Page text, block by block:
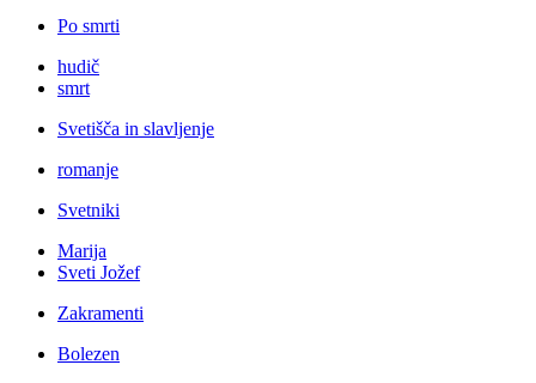
Po smrti
hudič
smrt
Svetišča in slavljenje
romanje
Svetniki
Marija
Sveti Jožef
Zakramenti
Bolezen